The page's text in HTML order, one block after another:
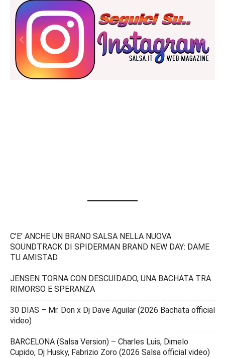
C’E’ ANCHE UN BRANO SALSA NELLA NUOVA
SOUNDTRACK DI SPIDERMAN BRAND NEW DAY: DAME
TU AMISTAD
JENSEN TORNA CON DESCUIDADO, UNA BACHATA TRA
RIMORSO E SPERANZA
30 DIAS – Mr. Don x Dj Dave Aguilar (2026 Bachata official
video)
BARCELONA (Salsa Version) – Charles Luis, Dimelo
Cupido, Dj Husky, Fabrizio Zoro (2026 Salsa official video)